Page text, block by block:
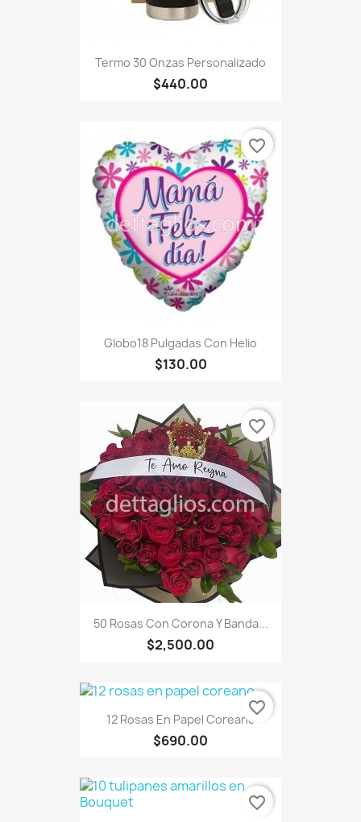
Termo 30 Onzas Personalizado
$440.00
Globo18 Pulgadas Con Helio
$130.00
favorite_border
50 Rosas Con Corona Y Banda...
$2,500.00
favorite_border
12 Rosas En Papel Coreano
$690.00
favorite_border
favorite_border